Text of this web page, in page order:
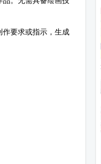
作要求或指示，生成